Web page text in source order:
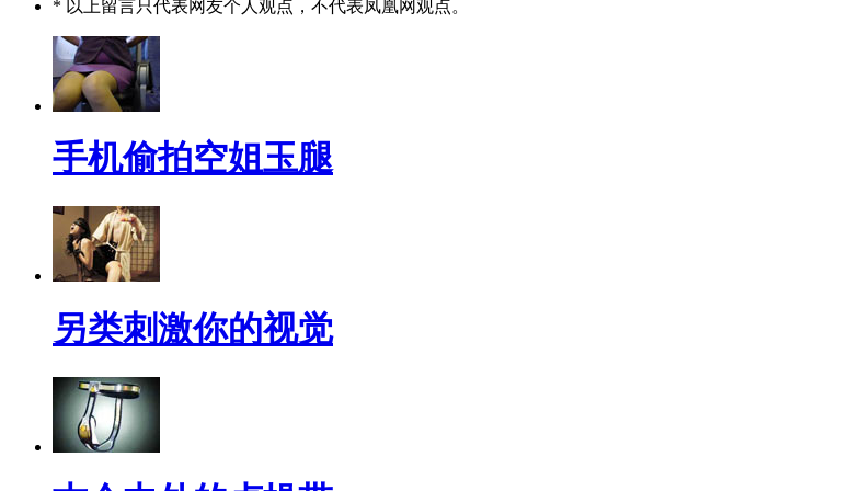
* 以上留言只代表网友个人观点，不代表凤凰网观点。
手机偷拍空姐玉腿
另类刺激你的视觉